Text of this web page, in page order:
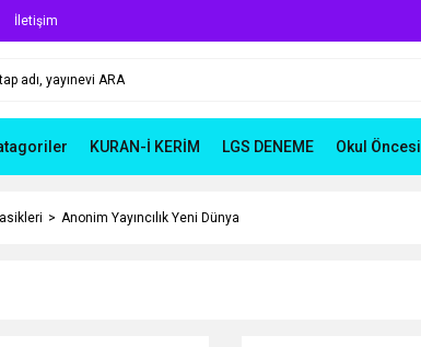
İletişim
KURAN-İ KERİM LGS DENEME Okul Öncesi
Anonim Yayıncılık Yeni Dünya